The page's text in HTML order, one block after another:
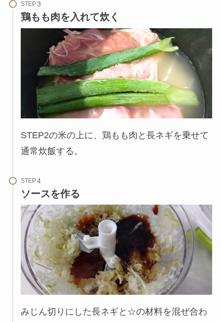
STEP
鶏もも肉を入れて炊く
STEP2の米の上に、鶏もも肉と長ネギを乗せて
通常炊飯する。
STEP
ソースを作る
みじん切りにした長ネギと☆の材料を混ぜ合わ